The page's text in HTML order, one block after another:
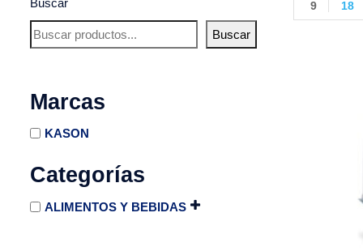
Buscar
Buscar
Marcas
KASON
Categorías
ALIMENTOS Y BEBIDAS
9 18